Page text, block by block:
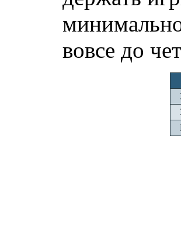
вовсе до